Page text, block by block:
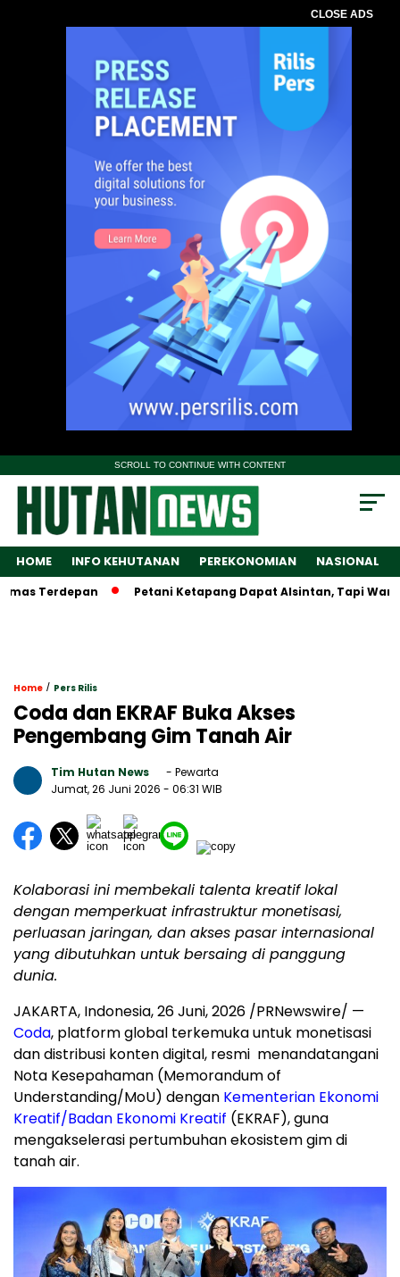
CLOSE ADS
SCROLL TO CONTINUE WITH CONTENT
HOME INFO KEHUTANAN PEREKONOMIAN NASIONAL
Petani Ketapang Dapat Alsintan, Tapi
Home / Pers Rilis
Coda dan EKRAF Buka Akses
Pengembang Gim Tanah Air
Tim Hutan News
- Pewarta
Jumat, 26 Juni 2026 - 06:31 WIB
Kolaborasi ini membekali talenta kreatif lokal
dengan memperkuat infrastruktur monetisasi,
perluasan jaringan, dan akses pasar internasional
yang dibutuhkan untuk bersaing di panggung
dunia.
JAKARTA, Indonesia,26 Juni, 2026 /PRNewswire/ —
Coda, platform global terkemuka untuk monetisasi
dan distribusi konten digital, resmi menandatangani
Nota Kesepahaman (Memorandum of
Understanding/MoU) dengan Kementerian Ekonomi
Kreatif/Badan Ekonomi Kreatif (EKRAF), guna
mengakselerasi pertumbuhan ekosistem gim di
tanah air.